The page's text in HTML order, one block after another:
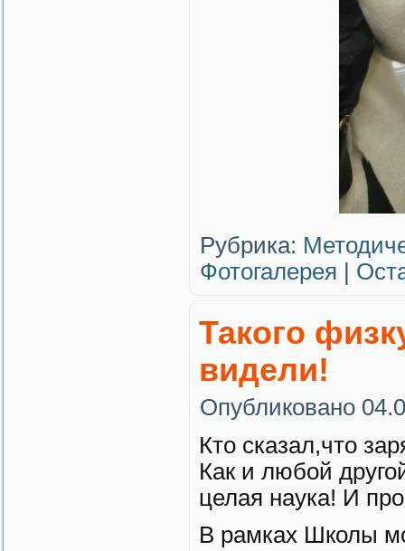
Рубрика:
Фотогалерея
Такого
видели!
Опубликовано
Кто сказал,что
Как и любой
целая наука! И
В рамках Школы